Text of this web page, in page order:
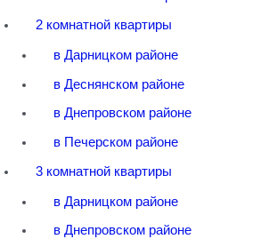
2 комнатной квартиры
в Дарницком районе
в Деснянском районе
в Днепровском районе
в Печерском районе
3 комнатной квартиры
в Дарницком районе
в Днепровском районе